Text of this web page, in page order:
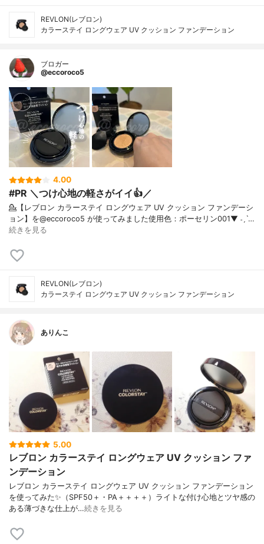
REVLON(レブロン)
カラーステイ ロングウェア UV クッション ファンデーション
ブロガー
@eccoroco5
4.00
#PR ＼つけ心地の軽さがイイ👍／
💁【レブロン カラーステイ ロングウェア UV クッション ファンデーシ
ョン】を@eccoroco5 が使ってみました⁡使用色：ポーセリン001⁡⁡▼⁡ ˗ˏˋ…
続きを見る
REVLON(レブロン)
カラーステイ ロングウェア UV クッション ファンデーション
ありんこ
5.00
レブロン カラーステイ ロングウェア UV クッション ファ
ンデーション
レブロン カラーステイ ロングウェア UV クッション ファンデーション
を使ってみた✨（SPF50＋・PA＋＋＋＋）ライトな付け心地とツヤ感の
ある薄づきな仕上が…続きを見る